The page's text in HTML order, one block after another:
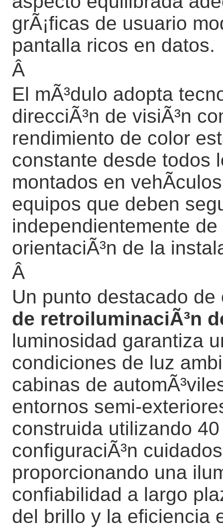
grÃ¡ficas de usuario
pantalla ricos en datos.
Â
El mÃ³dulo adopta
direcciÃ³n de visiÃ³n
rendimiento de color
constante desde todos
montados en
equipos que deben
independientemente
orientaciÃ³n de la
Â
Un punto destacado
de retroiluminaciÃ³n
luminosidad garantiza
condiciones de luz
cabinas de
entornos semi-
construida utilizando
configuraciÃ³n
proporcionando una
confiabilidad a largo
del brillo y la eficiencia